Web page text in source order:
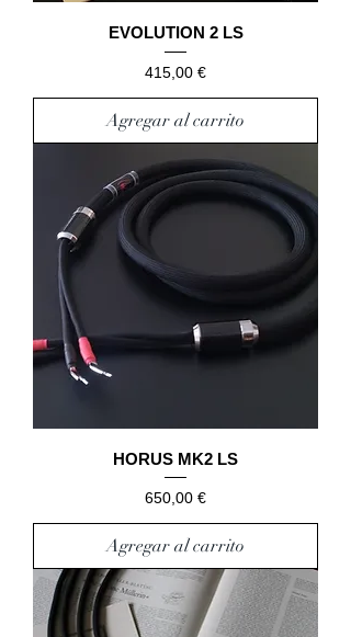
EVOLUTION 2 LS
Precio
415,00 €
Agregar al carrito
HORUS MK2 LS
Precio
650,00 €
Agregar al carrito